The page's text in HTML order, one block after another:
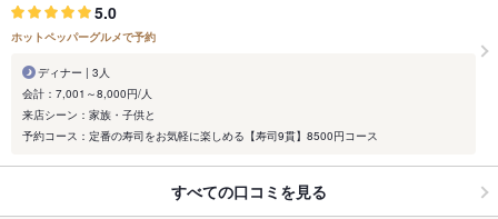
5.0
ホットペッパーグルメで予約
ディナー | 3人
会計：7,001～8,000円/人
来店シーン：家族・子供と
予約コース：定番の寿司をお気軽に楽しめる【寿司9貫】8500円コース
すべての口コミを見る